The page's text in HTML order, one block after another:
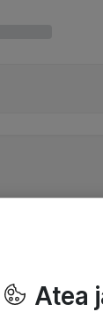
Atea